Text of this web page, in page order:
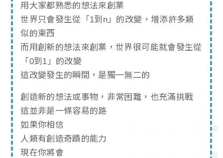
用大家都熟悉的想法來創業
世界只會發生從「1到n」的改變，增添許多類
似的東西
而用創新的想法來創業，世界很可能就會發生從
「0到1」的改變
這改變發生的瞬間，是獨一無二的
創造新的想法或事物，非常困難，也充滿挑戰
這並非是一條容易的路
如果你相信
人類有創造奇蹟的能力
現在你將會